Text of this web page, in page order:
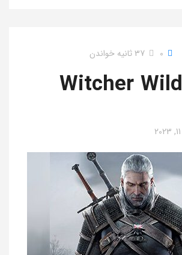
0 37 ثانیه خواندن
بررسی Witcher Wild